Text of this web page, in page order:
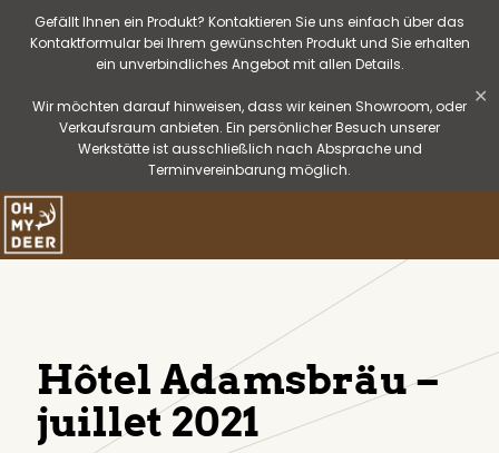
Gefällt Ihnen ein Produkt? Kontaktieren Sie uns einfach über das
Kontaktformular bei Ihrem gewünschten Produkt und Sie erhalten
ein unverbindliches Angebot mit allen Details.
Wir möchten darauf hinweisen, dass wir keinen Showroom, oder
Verkaufsraum anbieten. Ein persönlicher Besuch unserer
Werkstätte ist ausschließlich nach Absprache und
Terminvereinbarung möglich.
✕
Hôtel Adamsbräu –
juillet 2021